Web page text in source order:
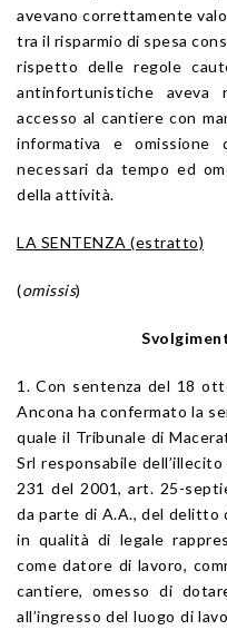
avevano correttamente
tra il risparmio di spesa
rispetto delle regole
antinfortunistiche
accesso al cantiere con
informativa e omissione
necessari da tempo ed
della attività.
LA SENTENZA (estratto)
(omissis)
1. Con sentenza del 18
Ancona ha confermato la
quale il Tribunale di
Srl responsabile
231 del 2001, art. 25-
da parte di A.A., del delitto
in qualità di legale
come datore di lavoro,
cantiere, omesso di
all’ingresso del luogo di